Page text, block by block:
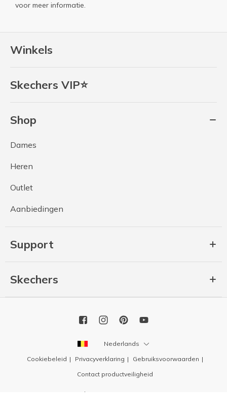
Winkels
Skechers VIP⭐
Shop
Dames
Heren
Outlet
Aanbiedingen
Support
Skechers
voor meer informatie.
Nederlands
Cookiebeleid Privacyverklaring
Gebruiksvoorwaarden
Contact productveiligheid
Copyright 2026 SKECHERS USA, Inc.